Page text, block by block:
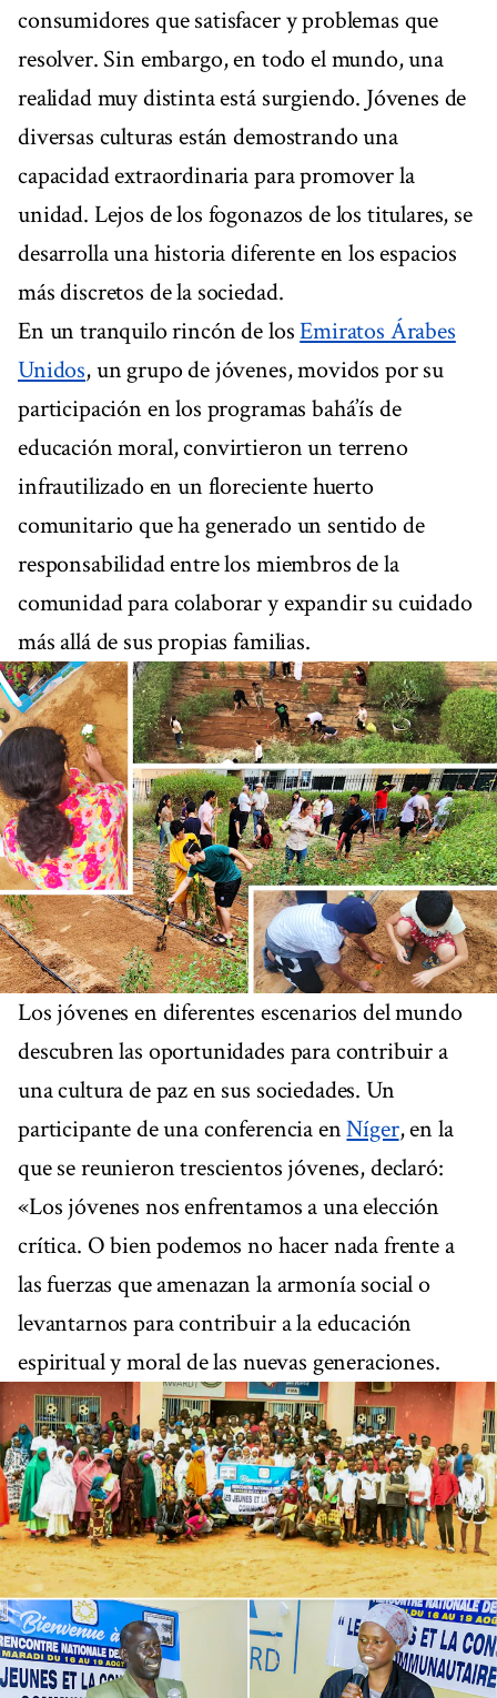
consumidores que satisfacer y problemas que
resolver. Sin embargo, en todo el mundo, una
realidad muy distinta está surgiendo. Jóvenes de
diversas culturas están demostrando una
capacidad extraordinaria para promover la
unidad. Lejos de los fogonazos de los titulares, se
desarrolla una historia diferente en los espacios
más discretos de la sociedad.
En un tranquilo rincón de losEmiratos Árabes
Unidos, un grupo de jóvenes, movidos por su
participación en los programas bahá’ís de
educación moral, convirtieron un terreno
infrautilizado en un floreciente huerto
comunitario que ha generado un sentido de
responsabilidad entre los miembros de la
comunidad para colaborar y expandir su cuidado
más allá de sus propias familias.
Los jóvenes en diferentes escenarios del mundo
descubren las oportunidades para contribuir a
una cultura de paz en sus sociedades. Un
participante de una conferencia enNíger, en la
que se reunieron trescientos jóvenes, declaró:
«Los jóvenes nos enfrentamos a una elección
crítica. O bien podemos no hacer nada frente a
las fuerzas que amenazan la armonía social o
levantarnos para contribuir a la educación
espiritual y moral de las nuevas generaciones.